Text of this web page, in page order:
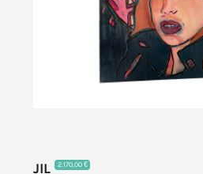
JIL 2.170,00 €